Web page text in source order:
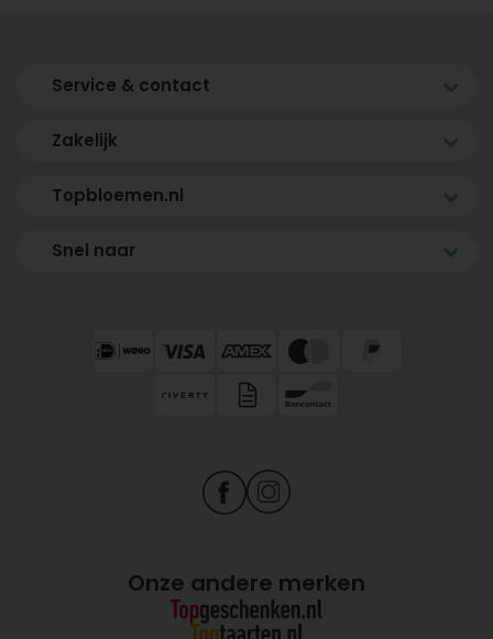
Service & contact
Zakelijk
Topbloemen.nl
Snel naar
Onze andere merken